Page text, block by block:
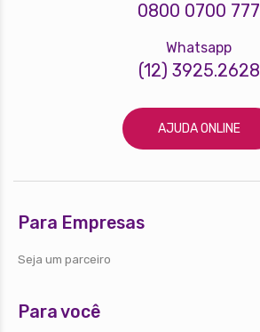
0800 0700 777
Whatsapp
(12) 3925.2628
AJUDA ONLINE
Para Empresas
Seja um parceiro
Para você